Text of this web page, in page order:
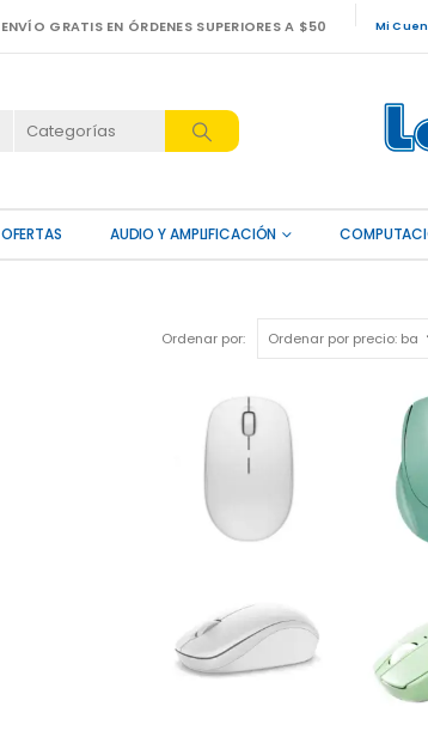
ENVÍO GRATIS EN ÓRDENES SUPERIORES A $50 Mi
OFERTAS AUDIO Y AMPLIFICACIÓN
Ordenar por: